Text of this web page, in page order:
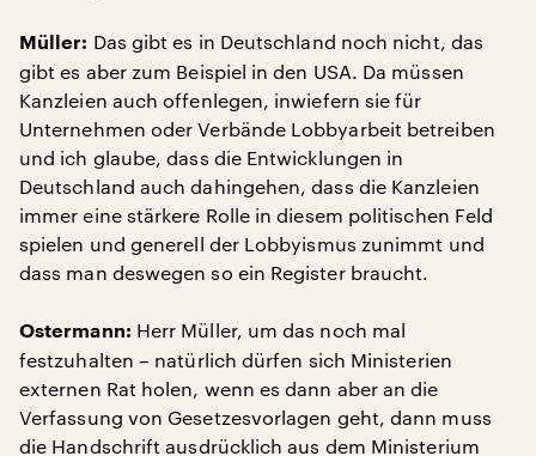
Müller: Das gibt es in Deutschland noch nicht, das
gibt es aber zum Beispiel in den USA. Da müssen
Kanzleien auch offenlegen, inwiefern sie für
Unternehmen oder Verbände Lobbyarbeit betreiben
und ich glaube, dass die Entwicklungen in
Deutschland auch dahingehen, dass die Kanzleien
immer eine stärkere Rolle in diesem politischen Feld
spielen und generell der Lobbyismus zunimmt und
dass man deswegen so ein Register braucht.
Ostermann: Herr Müller, um das noch mal
festzuhalten – natürlich dürfen sich Ministerien
externen Rat holen, wenn es dann aber an die
Verfassung von Gesetzesvorlagen geht, dann muss
die Handschrift ausdrücklich aus dem Ministerium